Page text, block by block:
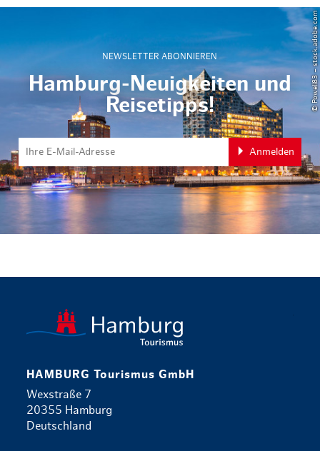
NEWSLETTER ABONNIEREN
Hamburg-Neuigkeiten und
Reisetipps!
Anmelden
© Powell83 – stock.adobe.com
HAMBURG Tourismus GmbH
Wexstraße 7
20355 Hamburg
Deutschland